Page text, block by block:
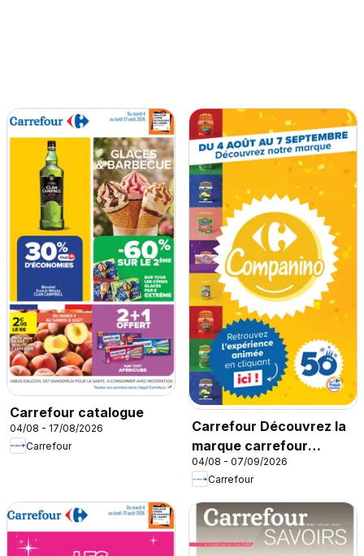
Carrefour catalogue
04/08 - 17/08/2026
Carrefour
Carrefour Découvrez la
marque carrefour
companino
04/08 - 07/09/2026
Carrefour